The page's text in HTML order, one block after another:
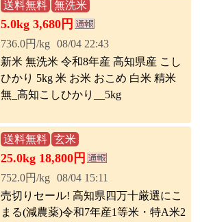
送料無料 無洗米
5.0kg 3,680円
736.0円/kg 08/04 22:43
新米 無洗米 令和8年産 高知県産 こし
ひかり 5kg 米 お米 おこめ 白米 精米
無_高知こしひかり__5kg
送料無料 玄米
25.0kg 18,800円
752.0円/kg 08/04 15:11
売切りセール! 高知県四万十厳選にこ
まる(減農薬)令和7年産1等米・特A米2